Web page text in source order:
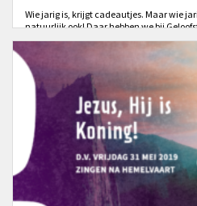
Wie jarig is, krijgt cadeautjes. Maar wie
natuurlijk ook! Daar hebben we bij